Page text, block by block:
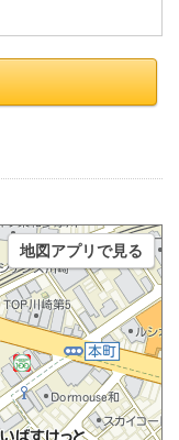
地図アプリで見る